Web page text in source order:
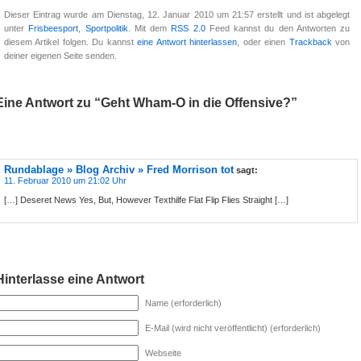
Dieser Eintrag wurde am Dienstag, 12. Januar 2010 um 21:57 erstellt und ist abgelegt
unterFrisbeesport Sportpolitik . Mit demRSS 2.0Feed kannst du den Antworten zu
diesem Artikel folgen. Du kannsteine Antwort hinterlassen , oder einen Trackback von
deiner eigenen Seite senden.
Antwort zu “Geht Wham-O in die Offensive?”
Rundablage » Blog Archiv » Fred Morrison tot sagt:
11. Februar 2010 um 21:02 Uhr
[…] Deseret News Yes, But, However Texthilfe Flat Flip Flies Straight […]
eine Antwort
Name (erforderlich)
E-Mail (wird nicht veröffentlicht) (erforderlich)
Webseite